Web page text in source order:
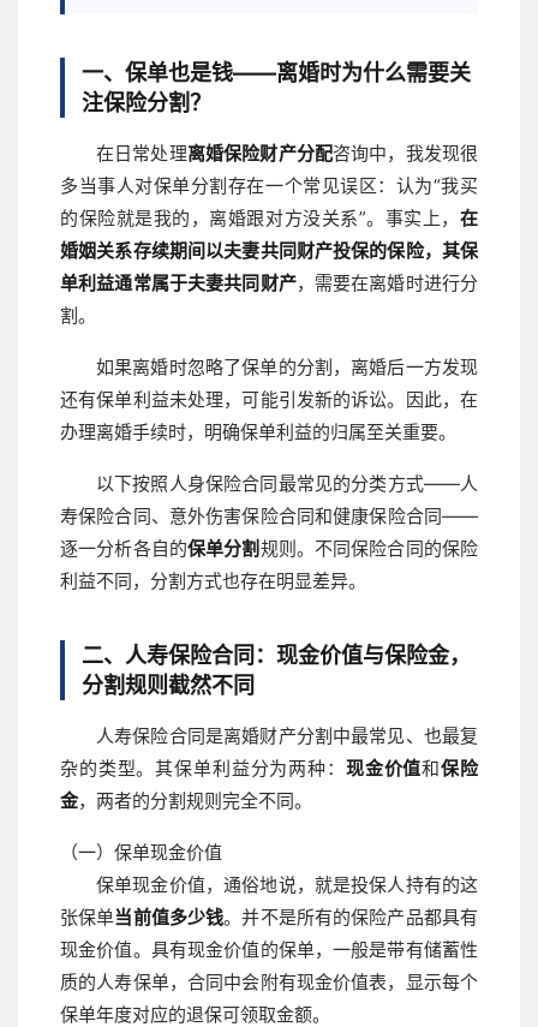
一、保单也是钱——离婚时为什么需要关
注保险分割？
在日常处理离婚保险财产分配咨询中，我发现很
多当事人对保单分割存在一个常见误区：认为“我买
的保险就是我的，离婚跟对方没关系”。事实上， 在
婚姻关系存续期间以夫妻共同财产投保的保险，其保
单利益通常属于夫妻共同财产，需要在离婚时进行分
割。
如果离婚时忽略了保单的分割，离婚后一方发现
还有保单利益未处理，可能引发新的诉讼。因此，在
办理离婚手续时，明确保单利益的归属至关重要。
以下按照人身保险合同最常见的分类方式——人
寿保险合同、意外伤害保险合同和健康保险合同——
逐一分析各自的保单分割 规则。不同保险合同的保险
利益不同，分割方式也存在明显差异。
二、人寿保险合同：现金价值与保险金，
分割规则截然不同
人寿保险合同是离婚财产分割中最常见、也最复
杂的类型。其保单利益分为两种： 现金价值和保险
金，两者的分割规则完全不同。
（一）保单现金价值
保单现金价值，通俗地说，就是投保人持有的这
张保单当前值多少钱。并不是所有的保险产品都具有
现金价值。具有现金价值的保单，一般是带有储蓄性
质的人寿保单，合同中会附有现金价值表，显示每个
保单年度对应的退保可领取金额。